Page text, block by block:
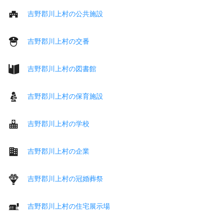
吉野郡川上村の公共施設
吉野郡川上村の交番
吉野郡川上村の図書館
吉野郡川上村の保育施設
吉野郡川上村の学校
吉野郡川上村の企業
吉野郡川上村の冠婚葬祭
吉野郡川上村の住宅展示場